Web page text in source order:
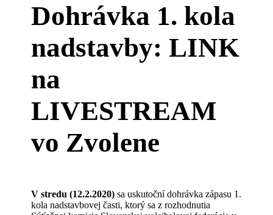
Dohrávka 1. kola
nadstavby: LINK
na
LIVESTREAM
vo Zvolene
V stredu (12.2.2020)sa uskutoční dohrávka zápasu 1.
kola nadstavbovej časti, ktorý sa z rozhodnutia